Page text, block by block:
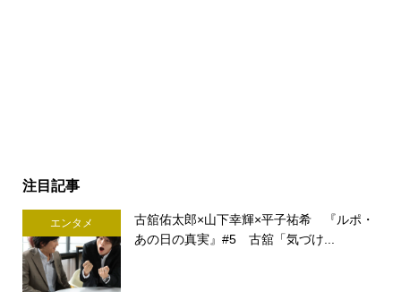
注目記事
エンタメ
古舘佑太郎×山下幸輝×平子祐希 『ルポ・
あの日の真実』#5 古舘「気づけ...